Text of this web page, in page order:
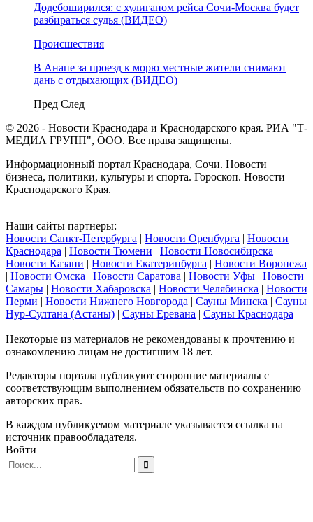
Додебоширился: с хулиганом рейса Сочи-Москва будет
разбираться судья (ВИДЕО)
Происшествия
В Анапе за проезд к морю местные жители снимают
дань с отдыхающих (ВИДЕО)
Пред След
© 2026 - Новости Краснодара и Краснодарского края. РИА "Т-
МЕДИА ГРУПП", ООО. Все права защищены.
Информационный портал Краснодара, Сочи. Новости
бизнеса, политики, культуры и спорта. Гороскоп. Новости
Краснодарского Края.
Наши сайты партнеры:
Новости Санкт-Петербурга | Новости Оренбурга | Новости
Краснодара | Новости Тюмени | Новости Новосибирска |
Новости Казани | Новости Екатеринбурга | Новости Воронежа
| Новости Омска | Новости Саратова | Новости Уфы | Новости
Самары | Новости Хабаровска | Новости Челябинска | Новости
Перми | Новости Нижнего Новгорода | Сауны Минска | Сауны
Нур-Султана (Астаны) | Сауны Еревана | Сауны Краснодара
Некоторые из материалов не рекомендованы к прочтению и
ознакомлению лицам не достигшим 18 лет.
Редакторы портала публикуют сторонние материалы с
соответствующим выполнением обязательств по сохранению
авторских прав.
В каждом публикуемом материале указывается ссылка на
источник правообладателя.
Войти